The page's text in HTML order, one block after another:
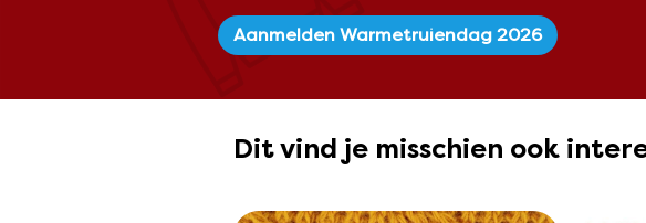
Aanmelden Warmetruiendag 2026
Dit vind je misschien ook